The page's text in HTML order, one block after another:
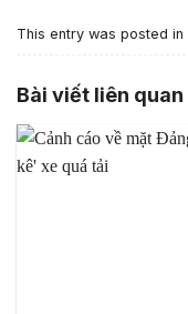
This entry was posted in
Bài viết liên quan